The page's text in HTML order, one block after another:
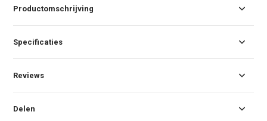
Productomschrijving
Specificaties
Reviews
Delen